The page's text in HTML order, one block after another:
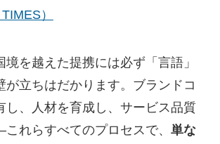
）
境を越えた提携には必ず「言語」
が立ちはだかります。ブランドコ
し、人材を育成し、サービス品質
れらすべてのプロセスで、 単な